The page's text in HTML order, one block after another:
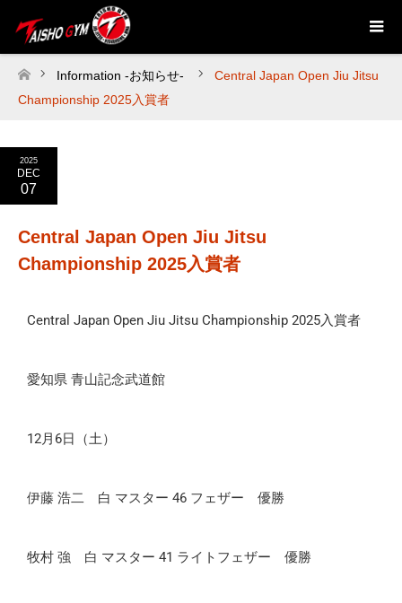
ホーム
Information -お知らせ-
Central Japan Open Jiu Jitsu
Championship 2025入賞者
2025
DEC
07
Central Japan Open Jiu Jitsu
Championship 2025入賞者
Central Japan Open Jiu Jitsu Championship 2025入賞者
愛知県 青山記念武道館
12月6日（土）
伊藤 浩二 白 マスター 46 フェザー 優勝
牧村 強 白 マスター 41 ライトフェザー 優勝